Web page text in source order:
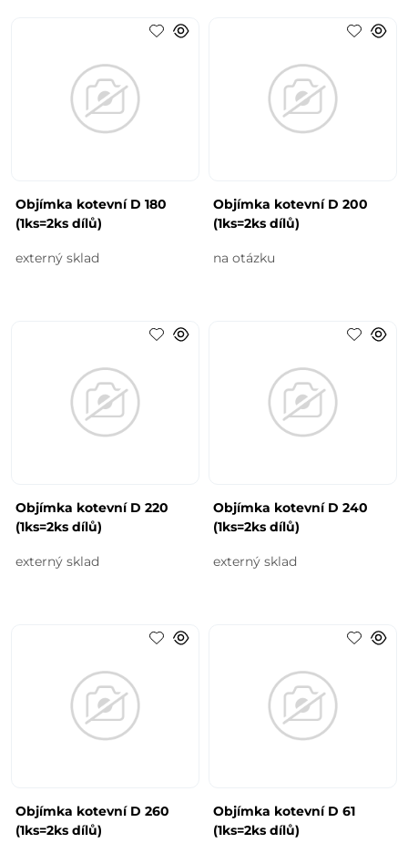
Objímka kotevní D 180
(1ks=2ks dílů)
externý sklad
Objímka kotevní D 200
(1ks=2ks dílů)
na otázku
Objímka kotevní D 220
(1ks=2ks dílů)
externý sklad
Objímka kotevní D 240
(1ks=2ks dílů)
externý sklad
Objímka kotevní D 260
(1ks=2ks dílů)
Objímka kotevní D 61
(1ks=2ks dílů)